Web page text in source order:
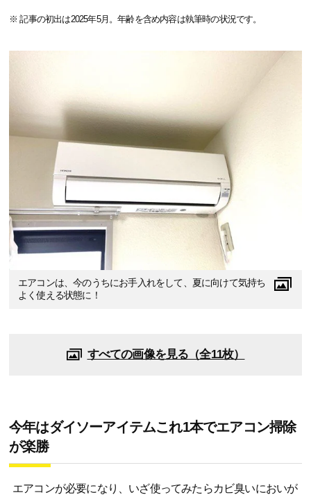
※記事の初出は2025年5月。年齢を含め内容は執筆時の状況です。
エアコンは、今のうちにお手入れをして、夏に向けて気持ち
よく使える状態に！
すべての画像を見る（全11枚）
今年はダイソーアイテムこれ1本でエアコン掃除
が楽勝
エアコンが必要になり、いざ使ってみたらカビ臭いにおいが